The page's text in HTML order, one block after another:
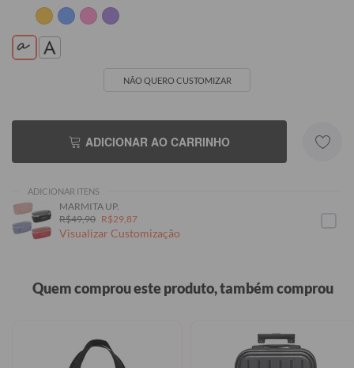
NÃO QUERO CUSTOMIZAR
ADICIONAR AO CARRINHO
ADICIONAR ITENS
MARMITA UP.
R$49,90 R$29,87
Visualizar Customização
Quem comprou este produto, também comprou